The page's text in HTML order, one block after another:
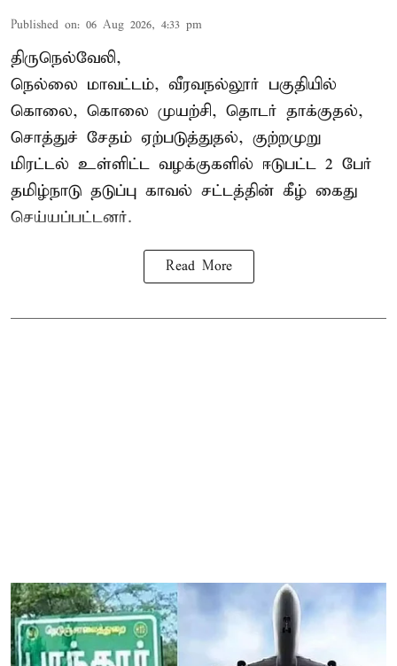
Published on: 06 Aug 2026, 4:33 pm
திருநெல்வேலி,
நெல்லை மாவட்டம், வீரவநல்லூர் பகுதியில்
கொலை, கொலை முயற்சி, தொடர் தாக்குதல்,
சொத்துச் சேதம் ஏற்படுத்துதல், குற்றமுறு
மிரட்டல் உள்ளிட்ட வழக்குகளில் ஈடுபட்ட 2 பேர்
தமிழ்நாடு தடுப்பு காவல் சட்டத்தின் கீழ் கைது
செய்யப்பட்டனர்.
Read More